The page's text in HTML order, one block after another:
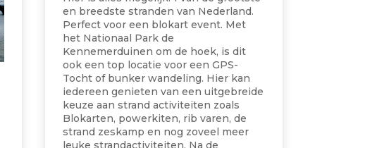
en breedste stranden van Nederland.
Perfect voor een blokart event. Met
het Nationaal Park de
Kennemerduinen om de hoek, is dit
ook een top locatie voor een GPS-
Tocht of bunker wandeling. Hier kan
iedereen genieten van een uitgebreide
keuze aan strand activiteiten zoals
Blokarten, powerkiten, rib varen, de
strand zeskamp en nog zoveel meer
leuke strandactiviteiten. Na de